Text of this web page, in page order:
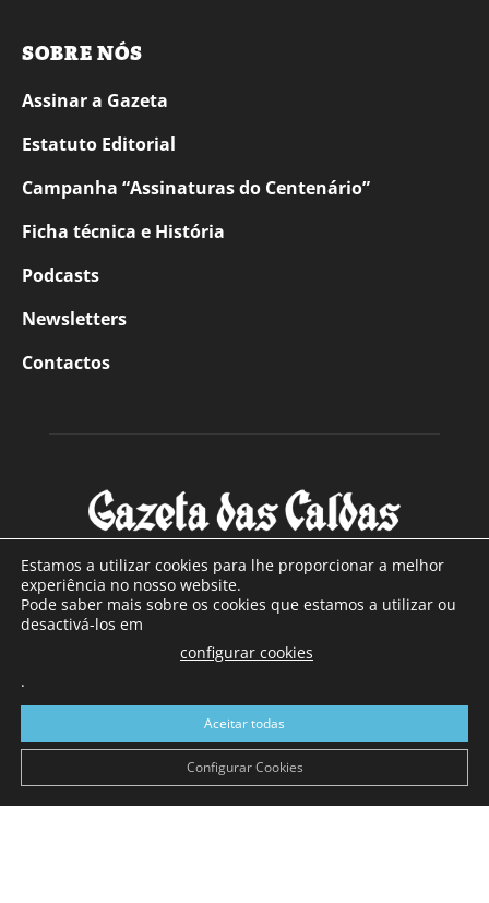
SOBRE NÓS
Assinar a Gazeta
Estatuto Editorial
Campanha “Assinaturas do Centenário”
Ficha técnica e História
Podcasts
Newsletters
Contactos
SOBRE NÓS
Com sede nas Caldas da Rainha e mais de 90 anos de
a sul de distrito de Leiria, com mais de 40.000 leitores por
toda a região Oeste. Jornal com distribuição em Portugal
Continental e assinatura online.
Estamos a utilizar cookies para lhe proporcionar a melhor
experiência no nosso website.
Pode saber mais sobre os cookies que estamos a utilizar ou
desactivá-los em
configurar cookies
.
Aceitar todas
Configurar Cookies